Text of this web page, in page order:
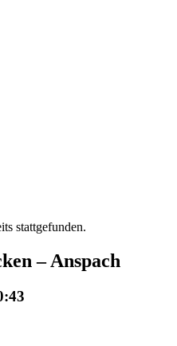
stattgefunden.
– Anspach